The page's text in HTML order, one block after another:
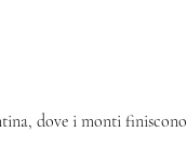
dove i monti